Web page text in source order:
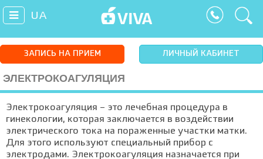
UA
ЗАПИСЬ НА ПРИЕМ ЛИЧНЫЙ КАБИНЕТ
ЭЛЕКТРОКОАГУЛЯЦИЯ
Электрокоагуляция – это лечебная процедура в
гинекологии, которая заключается в воздействии
электрического тока на пораженные участки матки.
Для этого используют специальный прибор с
электродами. Электрокоагуляция назначается при